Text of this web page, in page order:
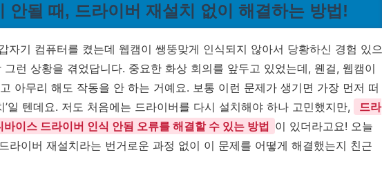
안될 때, 드라이버 재설치 없이 해결하는 방법!
자기 컴퓨터를 켰는데 웹캠이 쌩뚱맞게 인식되지 않아서 당황하신 경험 있으
런 상황을 겪었답니다. 중요한 화상 회의를 앞두고 있었는데, 웬걸, 웹캠이
고 아무리 해도 작동을 안 하는 거예요. 보통 이런 문제가 생기면 가장 먼저 떠
’일 텐데요. 저도 처음에는 드라이버를 다시 설치해야 하나 고민했지만,
드라
이스 드라이버 인식 안됨 오류를 해결할 수 있는 방법 이 있더라고요! 오늘
라이버 재설치라는 번거로운 과정 없이 이 문제를 어떻게 해결했는지 친근